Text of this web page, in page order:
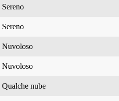
Sereno
Sereno
Nuvoloso
Nuvoloso
Qualche nube